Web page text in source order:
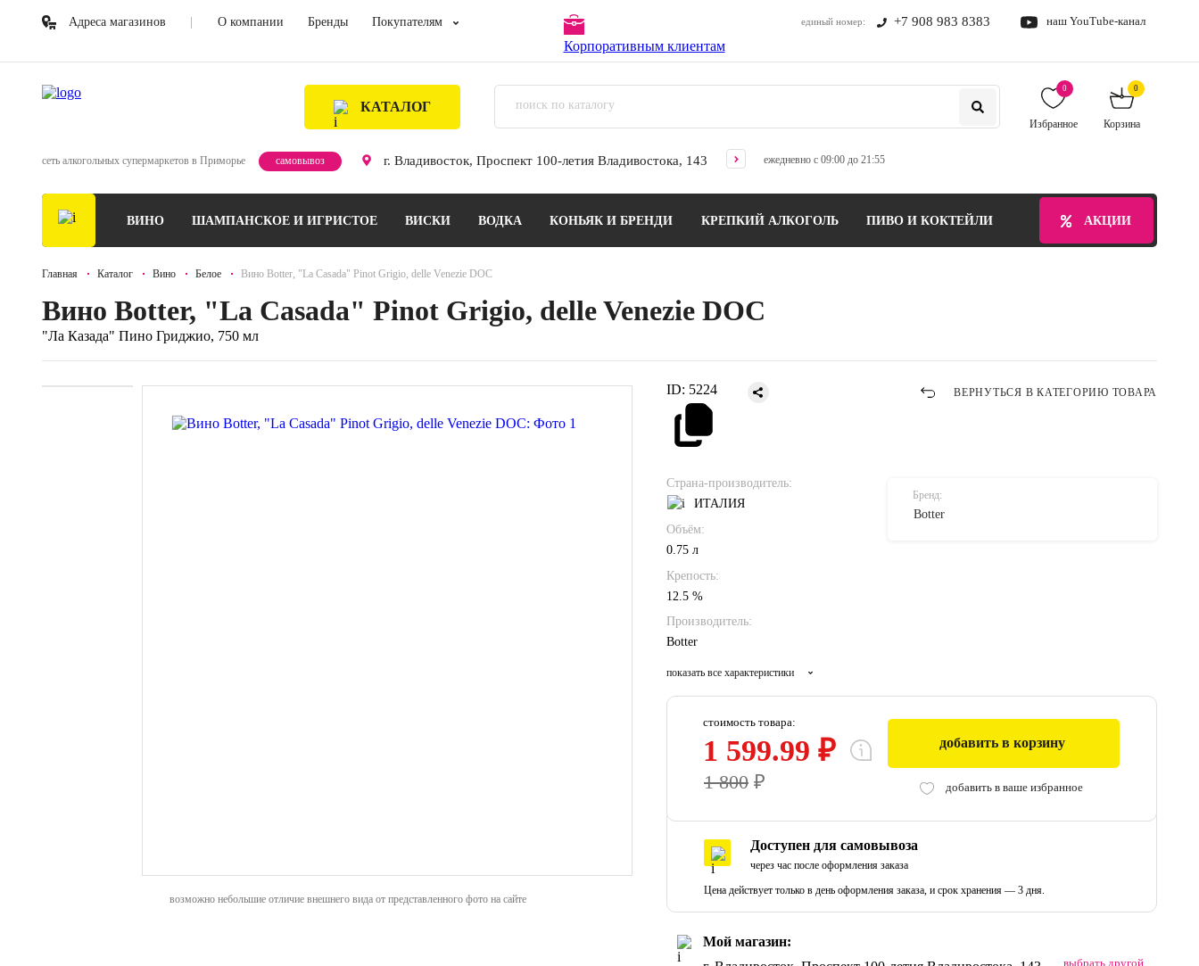
Адреса магазинов О компании Бренды Покупателям
Корпоративным клиентам
единый номер: +7 908 983 8383 наш YouTube-канал
КАТАЛОГ
0
Избранное
0
Корзина
сеть алкогольных супермаркетов в Приморье самовывоз г. Владивосток, Проспект 100-летия Владивостока, 143 ежедневно с 09:00 до 21:55
ВИНО ШАМПАНСКОЕ И ИГРИСТОЕ ВИСКИ ВОДКА КОНЬЯК И БРЕНДИ КРЕПКИЙ АЛКОГОЛЬ ПИВО И КОКТЕЙЛИ БЕЗАЛКОГОЛЬНЫЕ
АКЦИИ
Главная Каталог Вино Белое Вино Botter, "La Casada" Pinot Grigio, delle Venezie DOC
Вино Botter, "La Casada" Pinot Grigio, delle Venezie DOC
"Ла Казада" Пино Гриджио, 750 мл
возможно небольшие отличие внешнего вида от представленного фото на сайте
ID: 5224 ВЕРНУТЬСЯ В КАТЕГОРИЮ ТОВАРА
Страна-производитель:
ИТАЛИЯ
Объём:
0.75 л
Крепость:
12.5 %
Производитель:
Botter
показать все характеристики
Бренд:
Botter
стоимость товара:
1 599.99 ₽
1 800 ₽
добавить в корзину
0
добавить в ваше избранное
Доступен для самовывоза
через час после оформления заказа
Цена действует только в день оформления заказа, и срок хранения — 3 дня.
Мой магазин:
выбрать другой